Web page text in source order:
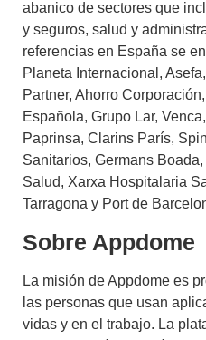
abanico de sectores que
y seguros, salud y
referencias en España se
Planeta Internacional,
Partner, Ahorro
Española, Grupo Lar,
Paprinsa, Clarins París,
Sanitarios, Germans
Salud, Xarxa Hospitalaria
Tarragona y Port de
Sobre Appdome
La misión de Appdome es
las personas que usan
vidas y en el trabajo. La